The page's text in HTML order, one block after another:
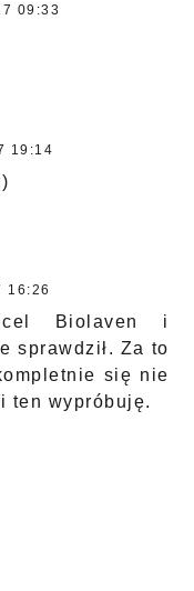
09:33
19:14
16:26
Biolaven i
sprawdził. Za to
się nie
ten wypróbuję.